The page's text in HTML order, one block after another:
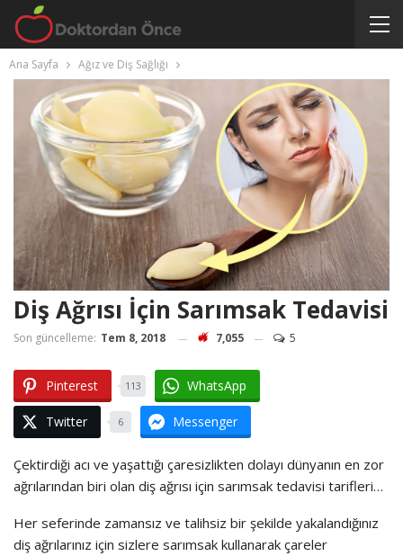
Ana Sayfa Ağız ve Diş Sağlığı
Diş Ağrısı İçin Sarımsak Tedavisi
Son güncelleme: Tem 8, 2018 7,055 5
Pinterest 113 WhatsApp
Twitter 6 Messenger
Çektirdiği acı ve yaşattığı çaresizlikten dolayı dünyanın en zor
ağrılarından biri olan diş ağrısı için sarımsak tedavisi tarifleri…
Her seferinde zamansız ve talihsiz bir şekilde yakalandığınız
diş ağrılarınız için sizlere sarımsak kullanarak çareler